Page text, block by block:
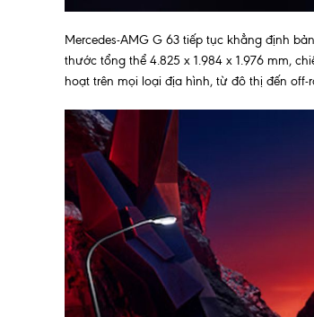
Mercedes-AMG G 63 tiếp tục khẳng định
thước tổng thể 4.825 x 1.984 x 1.976 mm,
hoạt trên mọi loại địa hình, từ đô thị đến off-